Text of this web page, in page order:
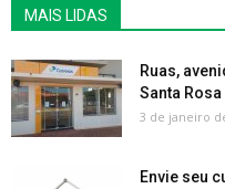
MAIS LIDAS
Ruas,
Santa
3 de janeiro
Envie seu